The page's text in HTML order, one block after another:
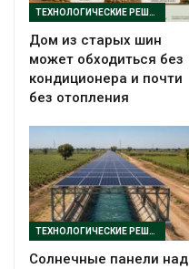
ТЕХНОЛОГИЧЕСКИЕ РЕШЕНИЯ
Дом из старых шин
может обходиться без
кондиционера и почти
без отопления
ТЕХНОЛОГИЧЕСКИЕ РЕШЕНИЯ
Солнечные панели над